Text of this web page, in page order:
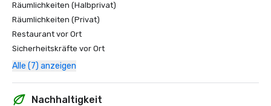
Räumlichkeiten (Halbprivat)
Räumlichkeiten (Privat)
Restaurant vor Ort
Sicherheitskräfte vor Ort
Alle (7) anzeigen
Nachhaltigkeit